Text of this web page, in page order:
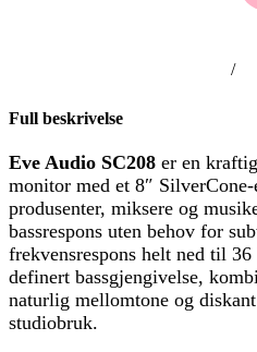
/
Full beskrivelse
Eve Audio SC208 er en
monitor med et 8″
produsenter, miksere og
bassrespons uten behov for
frekvensrespons helt ned til
definert bassgjengivelse,
naturlig mellomtone og
studiobruk.